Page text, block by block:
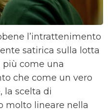
l’intrattenimento
satirica sulla lotta
più come una
che come un vero
la scelta di
molto lineare nella